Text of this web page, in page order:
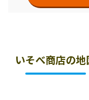
いそべ商店の地